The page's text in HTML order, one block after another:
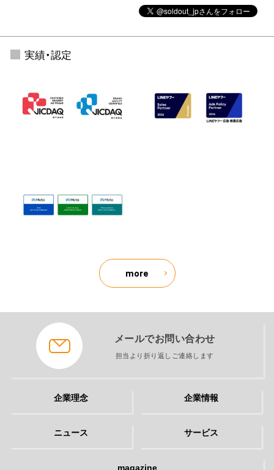
実績・認定
more
メールでお問い合わせ
担当より折り返しご連絡します
企業理念 企業情報
ニュース サービス
magazine